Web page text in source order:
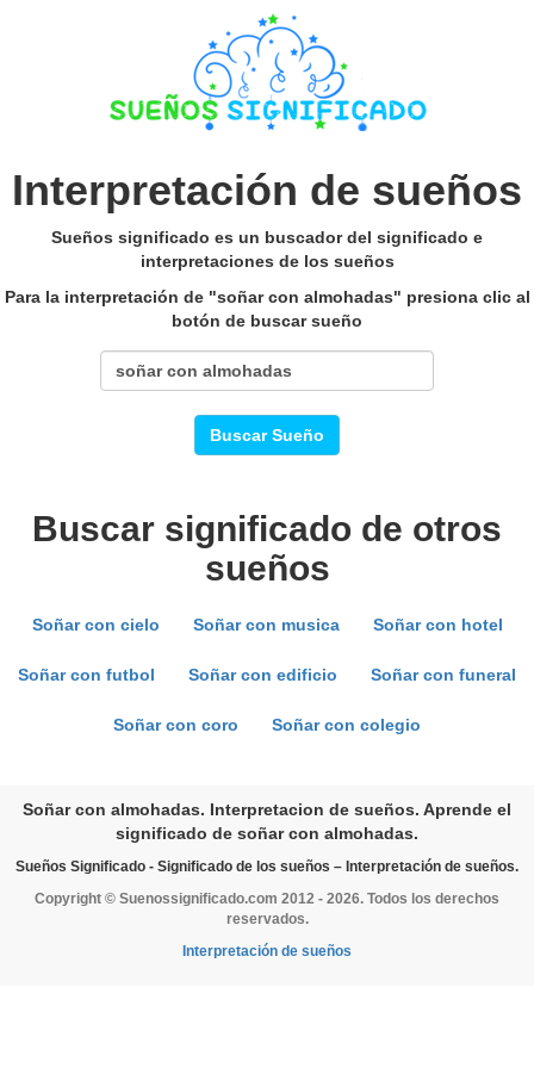
Interpretación de sueños
Sueños significado es un buscador del significado e
interpretaciones de los sueños
Para la interpretación de "soñar con almohadas" presiona clic al
botón de buscar sueño
Buscar Sueño
Buscar significado de otros
sueños
Soñar con cielo Soñar con musica Soñar con hotel
Soñar con futbol Soñar con edificio Soñar con funeral
Soñar con coro Soñar con colegio
Soñar con almohadas. Interpretacion de sueños. Aprende el
significado de soñar con almohadas.
Sueños Significado - Significado de los sueños – Interpretación de sueños.
Copyright © Suenossignificado.com 2012 - 2026. Todos los derechos
reservados.
Interpretación de sueños